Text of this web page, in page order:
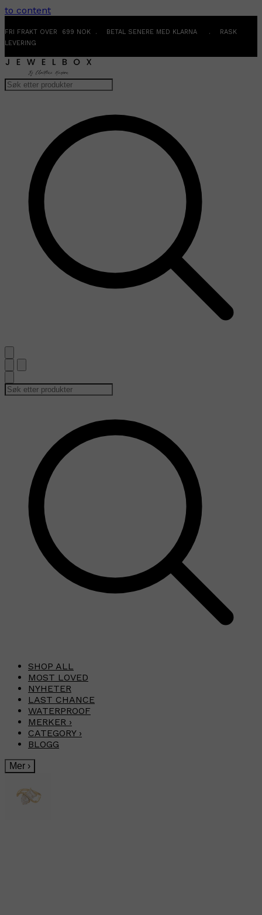
to content
FRI FRAKT OVER 699 NOK . BETAL SENERE MED KLARNA . RASK
LEVERING
SHOP ALL
MOST LOVED
NYHETER
LAST CHANCE
WATERPROOF
MERKER ›
CATEGORY ›
BLOGG
Mer ›